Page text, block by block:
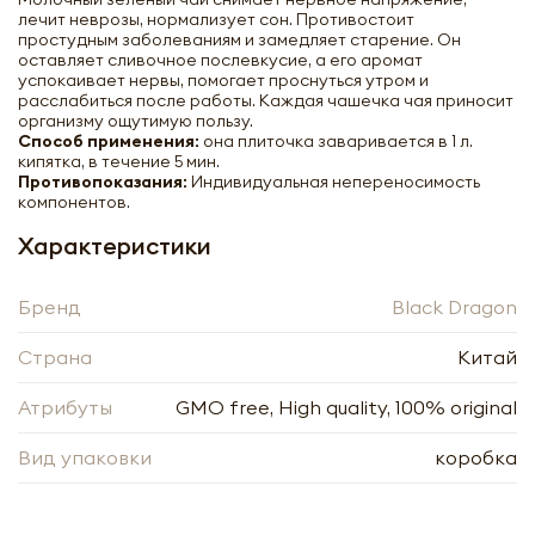
лечит неврозы, нормализует сон. Противостоит
простудным заболеваниям и замедляет старение. Он
оставляет сливочное послевкусие, а его аромат
успокаивает нервы, помогает проснуться утром и
расслабиться после работы. Каждая чашечка чая приносит
организму ощутимую пользу.
Способ применения: она плиточка заваривается в 1 л.
кипятка, в течение 5 мин.
Противопоказания: Индивидуальная непереносимость
компонентов.
Характеристики
Бренд Black Dragon
Страна Китай
Атрибуты GMO free, High quality, 100% original
Вид упаковки коробка
Нажимая кнопку «Отправить», я даю своё согласие
Молочный зеленый чай ж/б
прессованный Блэк Драгон | Black
на обработку моих персональных данных, в